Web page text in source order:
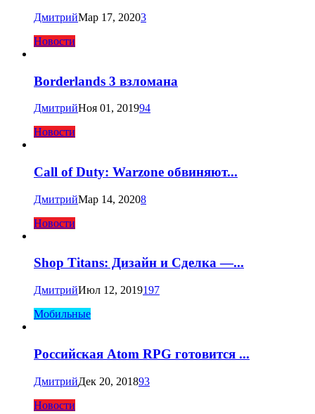
ДмитрийМар 17, 20203
Новости
Borderlands 3 взломана
ДмитрийНоя 01, 201994
Новости
Call of Duty: Warzone обвиняют...
ДмитрийМар 14, 20208
Новости
Shop Titans: Дизайн и Сделка —...
ДмитрийИюл 12, 2019197
Мобильные
Российская Atom RPG готовится ...
ДмитрийДек 20, 201893
Новости